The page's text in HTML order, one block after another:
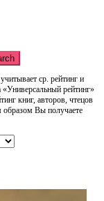
ср. рейтинг и
рейтинг»
книг, авторов, чтецов
образом Вы получаете